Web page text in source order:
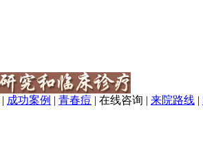
| 成功案例 | 青春痘 | 在线咨询 | 来院路线 |